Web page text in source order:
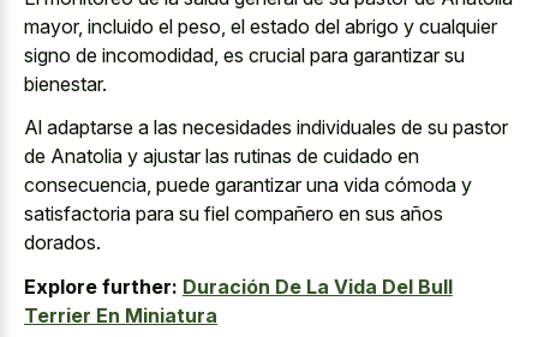
mayor, incluido el peso, el estado del abrigo y cualquier
signo de incomodidad, es crucial para garantizar su
bienestar.
Al adaptarse a las necesidades individuales de su pastor
de Anatolia y ajustar las rutinas de cuidado en
consecuencia, puede garantizar una vida cómoda y
satisfactoria para su fiel compañero en sus años
dorados.
Explore further: Duración De La Vida Del Bull
Terrier En Miniatura